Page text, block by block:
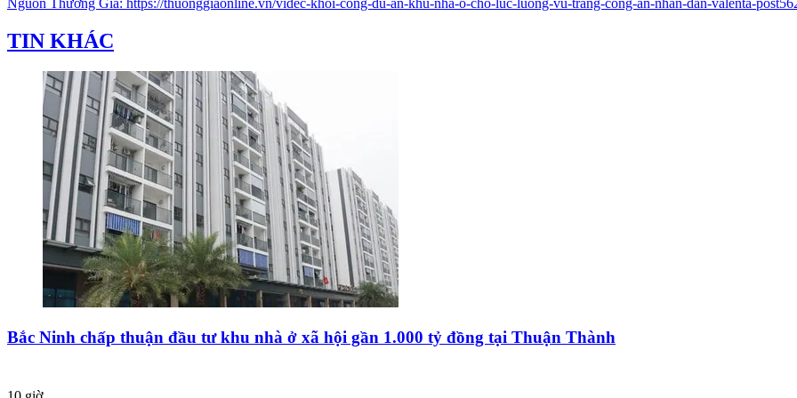
Nguồn Thương Gia: https://thuonggiaonline.vn/videc-khoi-cong-du-an-khu-nha-o-cho-luc-luong-vu-trang-cong-an-nhan-dan-valenta-
TIN KHÁC
Bắc Ninh chấp thuận đầu tư khu nhà ở xã hội gần 1.000 tỷ đồng tại Thuận Thành